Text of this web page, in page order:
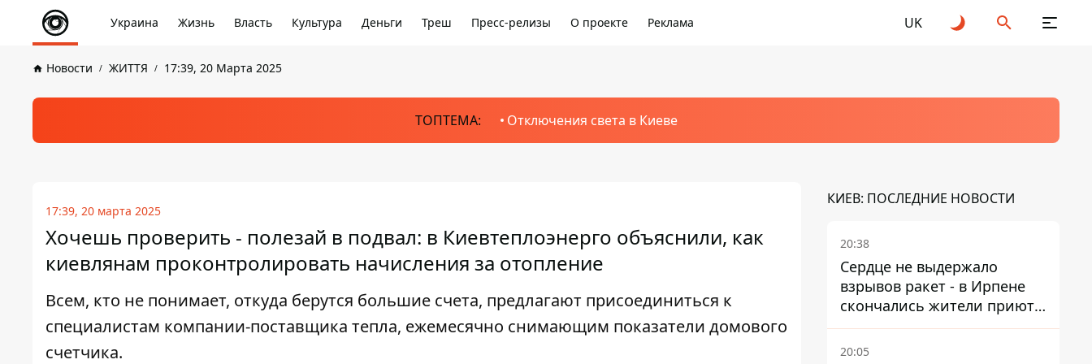
Украина Жизнь Власть Культура Деньги Треш Пресс-релизы О проекте Реклама UK
Новости ЖИТТЯ 17:39, 20 Марта 2025
ТОПТЕМА: Отключения света в Киеве
17:39, 20 марта 2025
Хочешь проверить - полезай в подвал: в Киевтеплоэнерго объяснили, как
киевлянам проконтролировать начисления за отопление
Всем, кто не понимает, откуда берутся большие счета, предлагают присоединиться к
специалистам компании-поставщика тепла, ежемесячно снимающим показатели домового
счетчика.
КИЕВ: ПОСЛЕДНИЕ НОВОСТИ
20:38
Сердце не выдержало
взрывов ракет - в Ирпене
скончались жители приюта
для собак с инвалидностью
20:05